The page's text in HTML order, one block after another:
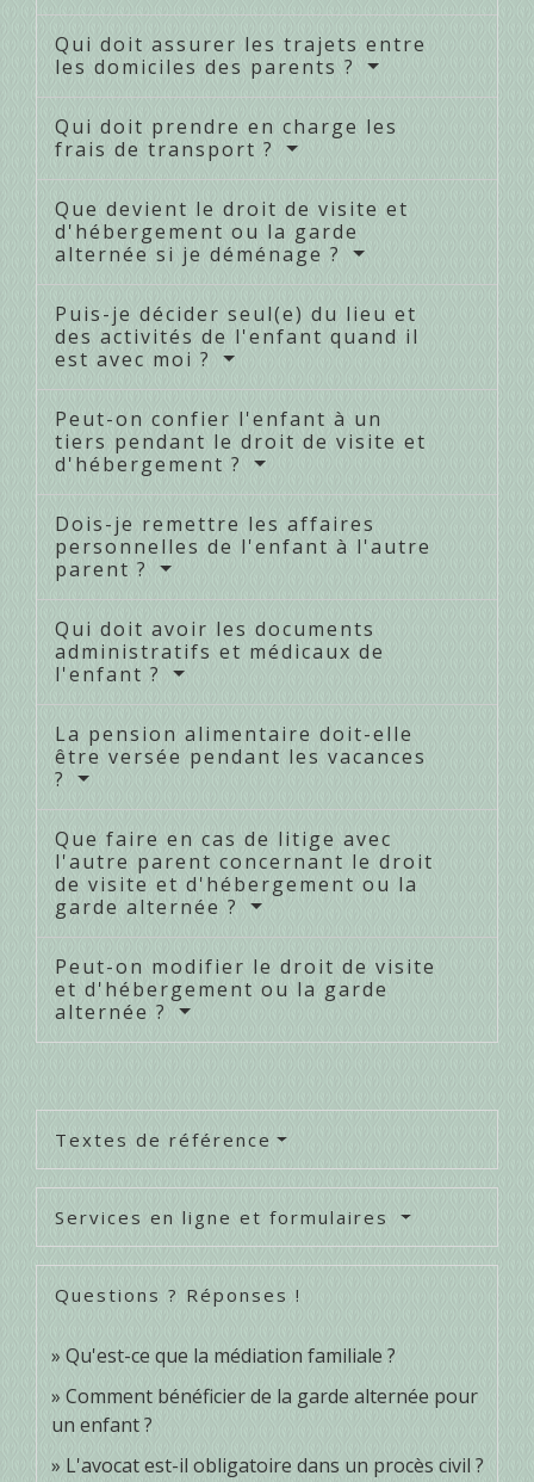
Qui doit assurer les trajets entre
les domiciles des parents ?
Qui doit prendre en charge les
frais de transport ?
Que devient le droit de visite et
d'hébergement ou la garde
alternée si je déménage ?
Puis-je décider seul(e) du lieu et
des activités de l'enfant quand il
est avec moi ?
Peut-on confier l'enfant à un
tiers pendant le droit de visite et
d'hébergement ?
Dois-je remettre les affaires
personnelles de l'enfant à l'autre
parent ?
Qui doit avoir les documents
administratifs et médicaux de
l'enfant ?
La pension alimentaire doit-elle
être versée pendant les vacances
?
Que faire en cas de litige avec
l'autre parent concernant le droit
de visite et d'hébergement ou la
garde alternée ?
Peut-on modifier le droit de visite
et d'hébergement ou la garde
alternée ?
Textes de référence
Services en ligne et formulaires
Questions ? Réponses !
Qu'est-ce que la médiation familiale ?
Comment bénéficier de la garde alternée pour
un enfant ?
L'avocat est-il obligatoire dans un procès civil ?